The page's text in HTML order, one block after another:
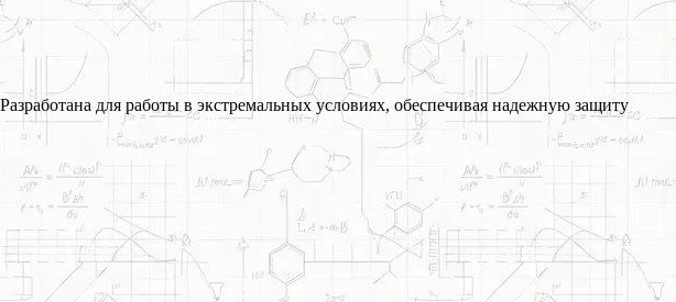
для работы в экстремальных условиях, обеспечивая надежную защиту